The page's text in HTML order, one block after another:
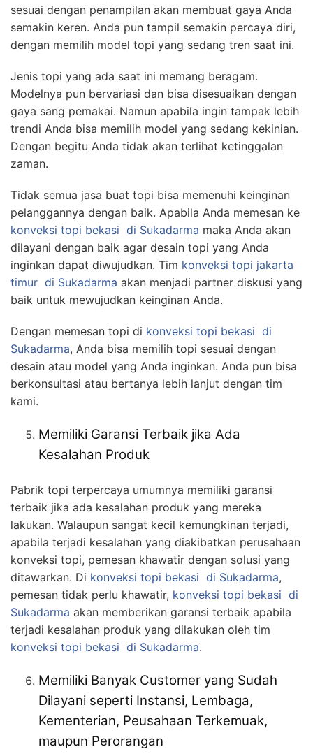
sesuai dengan penampilan akan membuat gaya Anda
semakin keren. Anda pun tampil semakin percaya diri,
dengan memilih model topi yang sedang tren saat ini.
Jenis topi yang ada saat ini memang beragam.
Modelnya pun bervariasi dan bisa disesuaikan dengan
gaya sang pemakai. Namun apabila ingin tampak lebih
trendi Anda bisa memilih model yang sedang kekinian.
Dengan begitu Anda tidak akan terlihat ketinggalan
zaman.
Tidak semua jasa buat topi bisa memenuhi keinginan
pelanggannya dengan baik. Apabila Anda memesan ke
konveksi topi bekasi di Sukadarma maka Anda akan
dilayani dengan baik agar desain topi yang Anda
inginkan dapat diwujudkan. Tim konveksi topi jakarta
timur di Sukadarma akan menjadi partner diskusi yang
baik untuk mewujudkan keinginan Anda.
Dengan memesan topi di konveksi topi bekasi di
Sukadarma, Anda bisa memilih topi sesuai dengan
desain atau model yang Anda inginkan. Anda pun bisa
berkonsultasi atau bertanya lebih lanjut dengan tim
kami.
Memiliki Garansi Terbaik jika Ada
Kesalahan Produk
Pabrik topi terpercaya umumnya memiliki garansi
terbaik jika ada kesalahan produk yang mereka
lakukan. Walaupun sangat kecil kemungkinan terjadi,
apabila terjadi kesalahan yang diakibatkan perusahaan
konveksi topi, pemesan khawatir dengan solusi yang
ditawarkan. Di konveksi topi bekasi di Sukadarma,
pemesan tidak perlu khawatir, konveksi topi bekasi di
Sukadarma akan memberikan garansi terbaik apabila
terjadi kesalahan produk yang dilakukan oleh tim
konveksi topi bekasi di Sukadarma.
Memiliki Banyak Customer yang Sudah
Dilayani seperti Instansi, Lembaga,
Kementerian, Peusahaan Terkemuak,
maupun Perorangan